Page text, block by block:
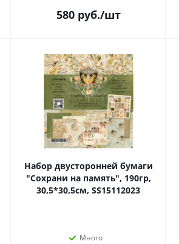
580руб./шт
Набор двусторонней бумаги
"Сохрани на память", 190гр,
30,5*30,5см, SS15112023
Много